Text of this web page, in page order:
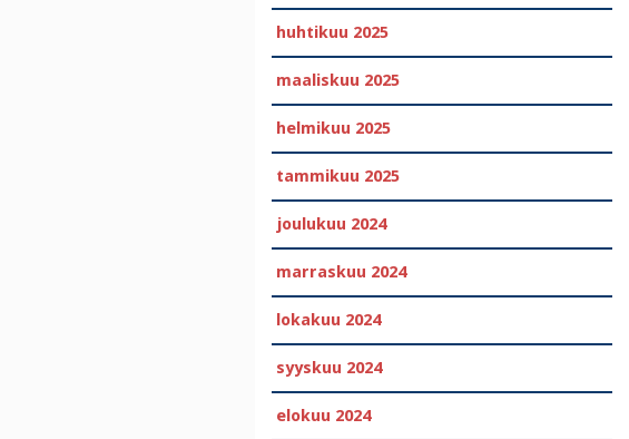
huhtikuu 2025
maaliskuu 2025
helmikuu 2025
tammikuu 2025
joulukuu 2024
marraskuu 2024
lokakuu 2024
syyskuu 2024
elokuu 2024